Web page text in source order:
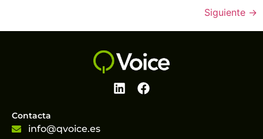
Siguiente →
Contacta
info@qvoice.es